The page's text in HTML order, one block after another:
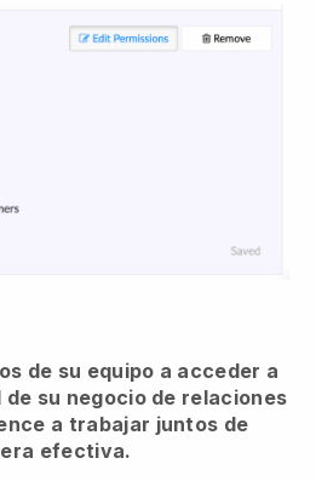
de su equipo a acceder a
su negocio de relaciones
a trabajar juntos de
efectiva.